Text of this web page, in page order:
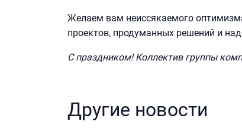
Желаем вам неиссякаемого
проектов, продуманных решений и
С праздником! Коллектив группы
Другие новости